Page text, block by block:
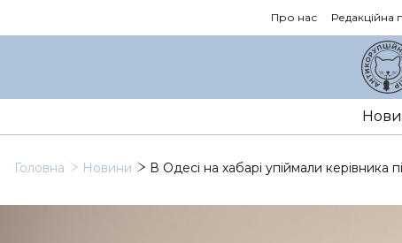
Про нас Редакційна
Головна Новини В Одесі на хабарі упіймали керівника